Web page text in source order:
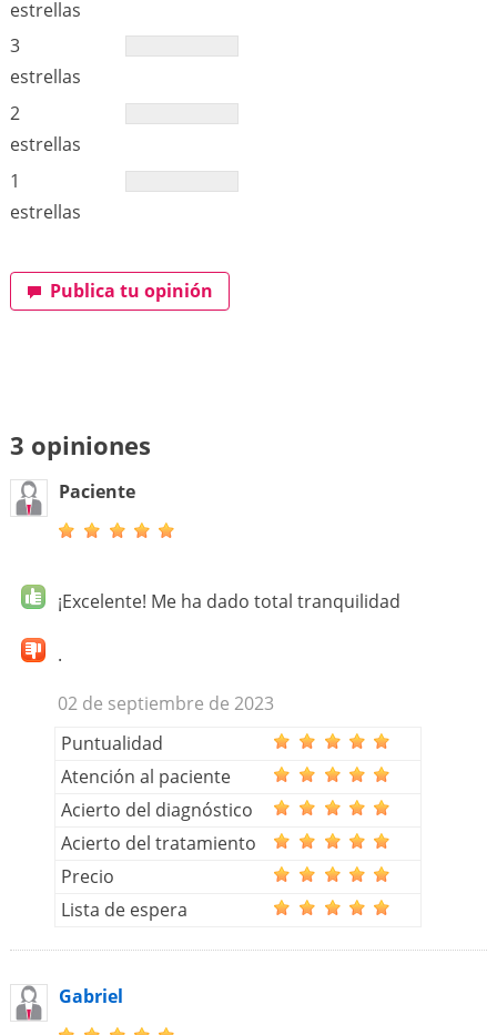
estrellas
3
estrellas
2
estrellas
1
estrellas
Publica tu opinión
3 opiniones
Paciente
¡Excelente! Me ha dado total tranquilidad
.
02 de septiembre de 2023
Puntualidad
Atención al paciente
Acierto del diagnóstico
Acierto del tratamiento
Precio
Lista de espera
Gabriel